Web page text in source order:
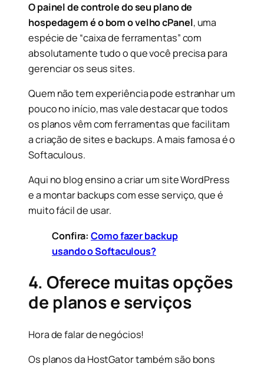
O painel de controle do seu plano de
hospedagem é o bom o velho cPanel, uma
espécie de “caixa de ferramentas” com
absolutamente tudo o que você precisa para
gerenciar os seus sites.
Quem não tem experiência pode estranhar um
pouco no início, mas vale destacar que todos
os planos vêm com ferramentas que facilitam
a criação de sites e backups. A mais famosa é o
Softaculous.
Aqui no blog ensino a criar um site WordPress
e a montar backups com esse serviço, que é
muito fácil de usar.
Confira:Como fazer backup
usando o Softaculous?
4. Oferece muitas opções
de planos e serviços
Hora de falar de negócios!
Os planos da HostGator também são bons